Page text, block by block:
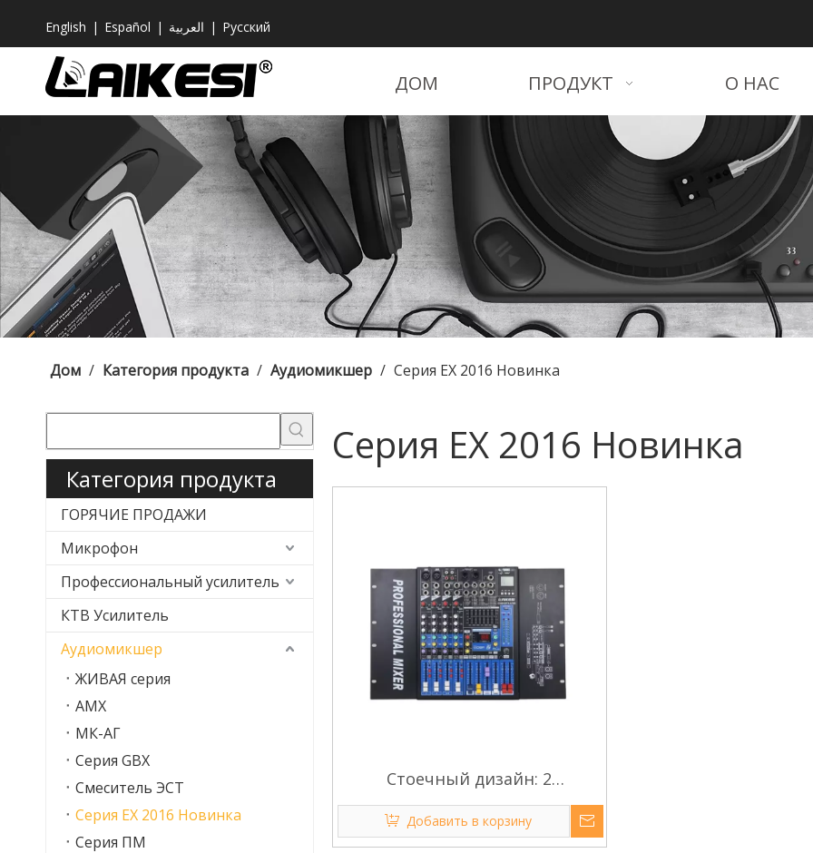
English | Español | العربية | Pусский
ДОМ ПРОДУКТ О НАС
Дом / Категория продукта / Аудиомикшер / Серия EX 2016 Новинка
Категория продукта
ГОРЯЧИЕ ПРОДАЖИ
Микрофон
Профессиональный усилитель
КТВ Усилитель
Аудиомикшер
ЖИВАЯ серия
АМХ
МК-АГ
Серия GBX
Смеситель ЭСТ
Серия EX 2016 Новинка
Серия ПМ
Серия EX 2016 Новинка
Стоечный дизайн: 2
стереофонических
аудиомикшера EX802FX-USB с
Добавить в корзину